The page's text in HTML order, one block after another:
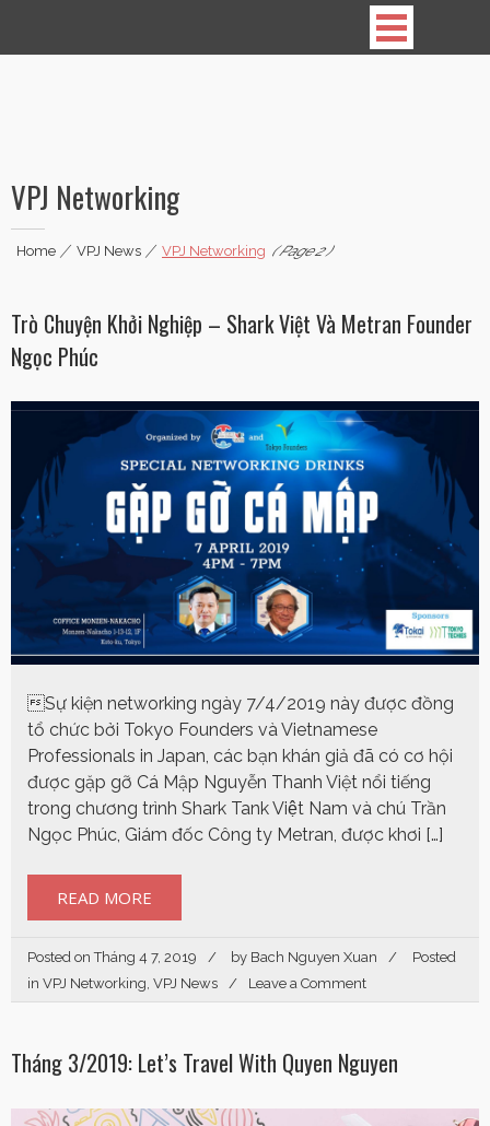
Vietnamese Professionals in Japan
VPJ Networking
Home|VPJ News|VPJ Networking( Page 2 )
Trò Chuyện Khởi Nghiệp – Shark Việt Và Metran Founder
Ngọc Phúc
Sự kiện networking ngày 7/4/2019 này được đồng
tổ chức bởi Tokyo Founders và Vietnamese
Professionals in Japan, các bạn khán giả đã có cơ hội
được gặp gỡ Cá Mập Nguyễn Thanh Việt nổi tiếng
trong chương trình Shark Tank Việt Nam và chú Trần
Ngọc Phúc, Giám đốc Công ty Metran, được khơi […]
READ MORE
Posted onTháng 4 7, 2019 by Bach Nguyen Xuan
Posted
in VPJ Networking VPJ News Leave a Comment
Tháng 3/2019: Let’s Travel With Quyen Nguyen